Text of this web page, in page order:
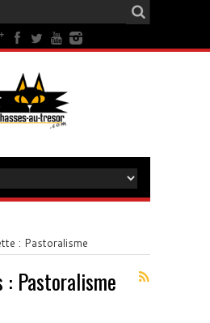
: Pastoralisme
: Pastoralisme